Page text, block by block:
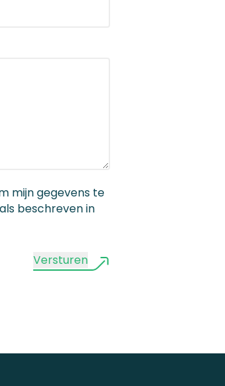
mijn gegevens te
beschreven in
Versturen